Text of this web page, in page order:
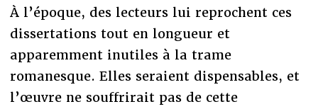
À l’époque, des lecteurs lui reprochent ces
dissertations tout en longueur et
apparemment inutiles à la trame
romanesque. Elles seraient dispensables, et
l’œuvre ne souffrirait pas de cette